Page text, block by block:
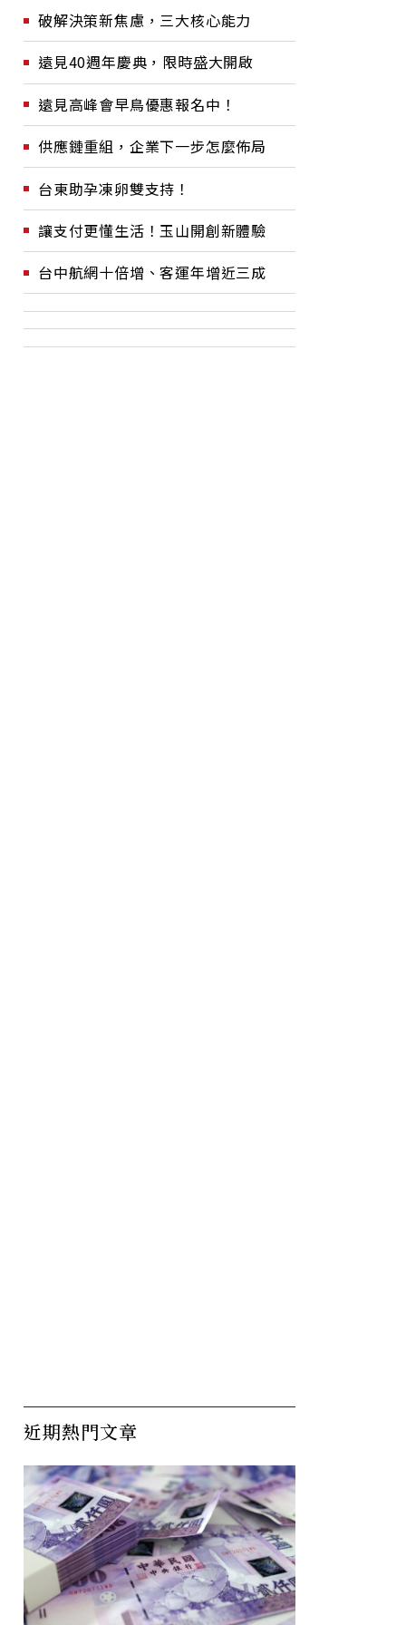
破解決策新焦慮，三大核心能力
遠見40週年慶典，限時盛大開啟
遠見高峰會早鳥優惠報名中！
供應鏈重組，企業下一步怎麼佈局
台東助孕凍卵雙支持！
讓支付更懂生活！玉山開創新體驗
台中航網十倍增、客運年增近三成
近期熱門文章